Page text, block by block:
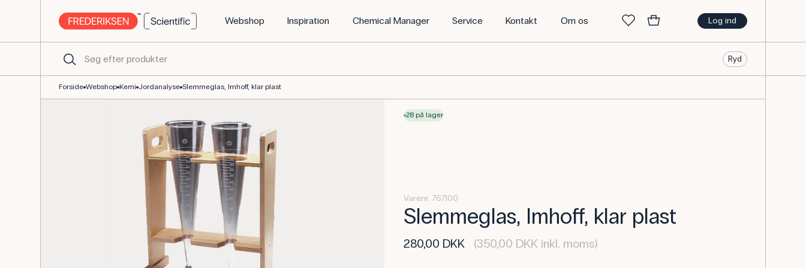
Log ind
Webshop Inspiration Chemical Manager Service Kontakt Om os
Ryd
Forside Webshop Kemi Jordanalyse Slemmeglas, Imhoff, klar plast
28 på lager
Varenr. 767100
Slemmeglas, Imhoff, klar plast
280,00 DKK (350,00 DKK inkl. moms)